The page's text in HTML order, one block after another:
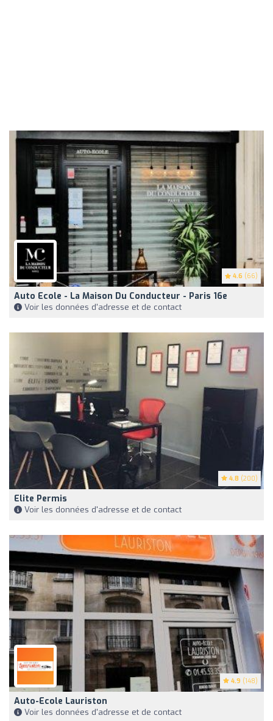
4.6 (66)
Auto Ecole - La Maison Du Conducteur - Paris 16e
Voir les données d'adresse et de contact
4.8 (200)
Elite Permis
Voir les données d'adresse et de contact
4.9 (148)
Auto-Ecole Lauriston
Voir les données d'adresse et de contact